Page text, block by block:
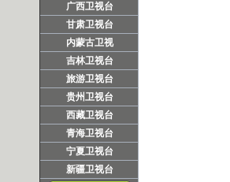
广西卫视台
甘肃卫视台
内蒙古卫视
吉林卫视台
旅游卫视台
贵州卫视台
西藏卫视台
青海卫视台
宁夏卫视台
新疆卫视台